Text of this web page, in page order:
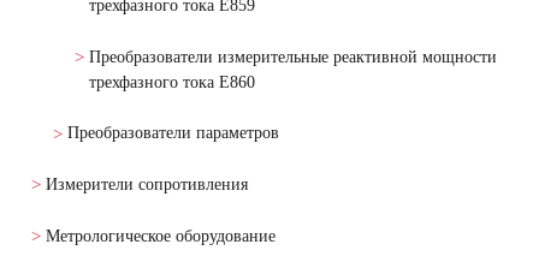
трехфазного тока Е859
Преобразователи измерительные реактивной мощности
трехфазного тока Е860
Преобразователи параметров
Измерители сопротивления
Метрологическое оборудование